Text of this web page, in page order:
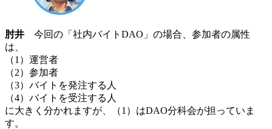
肘井 今回の「社内バイトDAO」の場合、参加者の属性
は、
（1）運営者
（2）参加者
（3）バイトを発注する人
（4）バイトを受注する人
に大きく分かれますが、（1）はDAO分科会が担っていま
す。